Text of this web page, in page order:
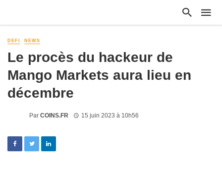
DEFI NEWS
Le procès du hackeur de
Mango Markets aura lieu en
décembre
Par COINS.FR 15 juin 2023 à 10h56